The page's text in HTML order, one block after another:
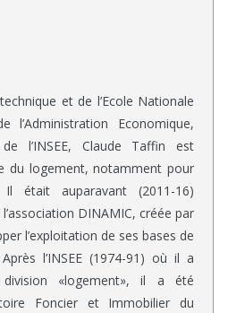
et de l’Ecole Nationale
Economique,
l’INSEE, Claude Taffin est
du logement, notamment pour
était auparavant (2011-16)
DINAMIC, créée par
l’exploitation de ses bases de
l’INSEE (1974-91) où il a
«logement», il a été
Foncier et Immobilier du